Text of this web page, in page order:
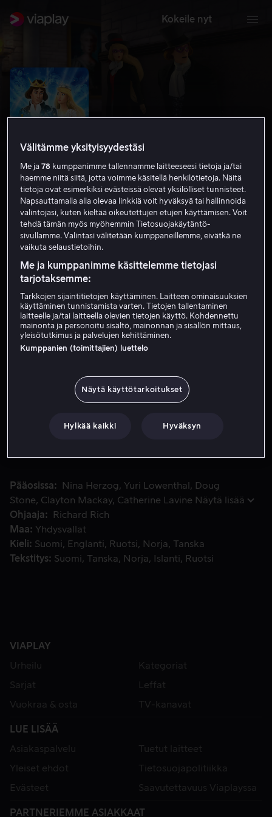
Kokeile nyt
Joutsenprinsessa: Kauemmin kuin
ikuisesti
HD
Vuokraa 2,99 €
Osta 10,99 €
totuuden edesmenneestä isästään ja aloittavat eeppisen
Pääosissa Nina Herzog Yuri Lowenthal
Doug
Stone
Clayton Mackay Catherine Lavine Näytä lisää
Ohjaaja
Richard Rich
Maa
Yhdysvallat
Kieli
Suomi Englanti Ruotsi Norja
Tanska
Tekstitys
Suomi Tanska Norja Islanti Ruotsi
VIAPLAY
Urheilu
Kategoriat
Sarjat
Leffat
Vuokraa & osta
TV-kanavat
LUE LISÄÄ
Asiakaspalvelu
Tuetut laitteet
Yleiset ehdot
Tietosuojapolitiikka
Evästeet
Saavutettavuus Viaplayssa
PARTNERIEMME ASIAKKAAT
Välitämme yksityisyydestäsi
Me ja78 kumppanimme tallennamme laitteeseesi tietoja ja/tai
haemme niitä siitä, jotta voimme käsitellä henkilötietoja. Näitä
tietoja ovat esimerkiksi evästeissä olevat yksilölliset tunnisteet.
Napsauttamalla alla olevaa linkkiä voit hyväksyä tai hallinnoida
valintojasi, kuten kieltää oikeutettujen etujen käyttämisen. Voit
tehdä tämän myös myöhemmin Tietosuojakäytäntö-
sivullamme. Valintasi välitetään kumppaneillemme, eivätkä ne
vaikuta selaustietoihin.
Me ja kumppanimme käsittelemme tietojasi
tarjotaksemme:
Tarkkojen sijaintitietojen käyttäminen. Laitteen ominaisuuksien
käyttäminen tunnistamista varten. Tietojen tallentaminen
laitteelle ja/tai laitteella olevien tietojen käyttö. Kohdennettu
mainonta ja personoitu sisältö, mainonnan ja sisällön mittaus,
yleisötutkimus ja palvelujen kehittäminen.
Kumppanien (toimittajien) luettelo
Näytä käyttötarkoitukset
Hylkää kaikki Hyväksyn